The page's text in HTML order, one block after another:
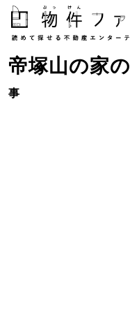
帝塚山の家の
事